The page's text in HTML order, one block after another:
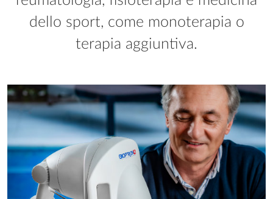
dello sport, come monoterapia o
terapia aggiuntiva.